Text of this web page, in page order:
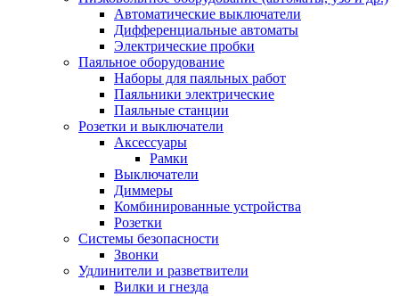
Автоматические выключатели
Дифференциальные автоматы
Электрические пробки
Паяльное оборудование
Наборы для паяльных работ
Паяльники электрические
Паяльные станции
Розетки и выключатели
Аксессуары
Рамки
Выключатели
Диммеры
Комбинированные устройства
Розетки
Системы безопасности
Звонки
Удлинители и разветвители
Вилки и гнезда